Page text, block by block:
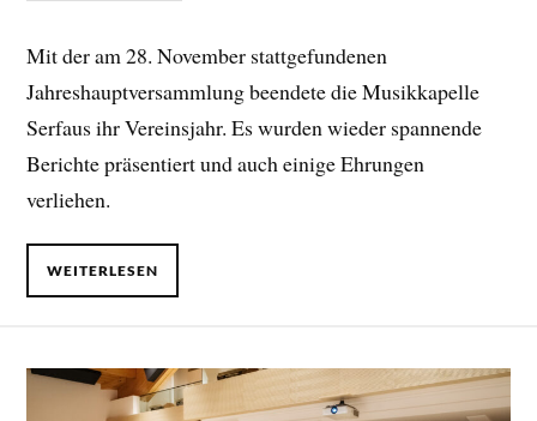
Mit der am 28. November stattgefundenen
Jahreshauptversammlung beendete die Musikkapelle
Serfaus ihr Vereinsjahr. Es wurden wieder spannende
Berichte präsentiert und auch einige Ehrungen
verliehen.
WEITERLESEN